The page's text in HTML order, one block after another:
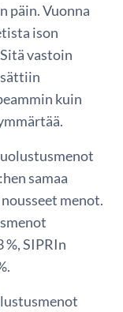
päin. Vuonna
ison
vastoin
kuin
samaa
menot.
SIPRIn